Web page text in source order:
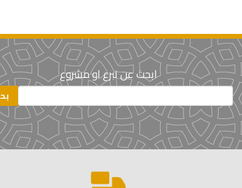
ابحث عن تبرع او مشروع